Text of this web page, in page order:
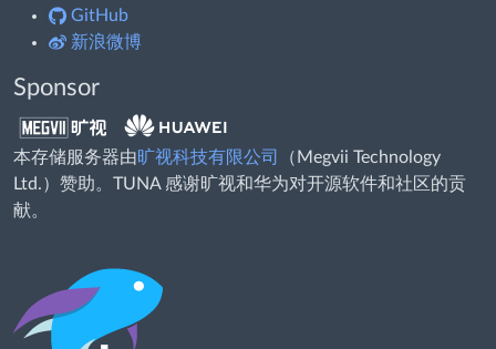
GitHub
新浪微博
Sponsor
本存储服务器由旷视科技有限公司
（Megvii Technology
Ltd.）赞助。TUNA 感谢旷视和华为对开源软件和社区的贡
献。